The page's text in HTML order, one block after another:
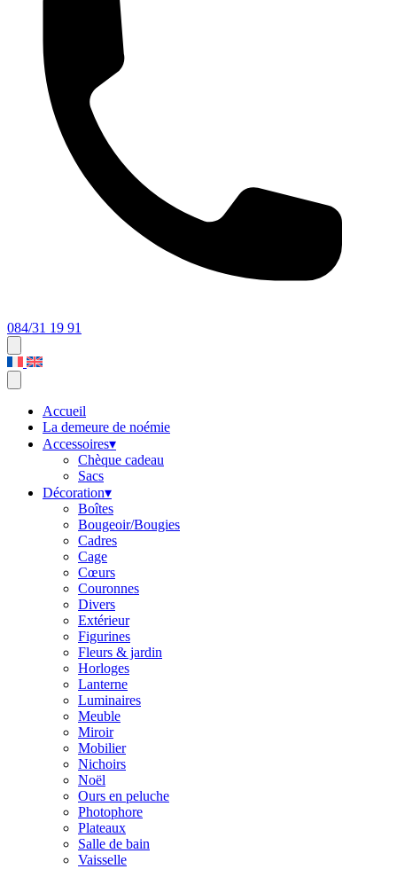
084/31 19 91
Accueil
La demeure de noémie
Accessoires▾
Chèque cadeau
Sacs
Décoration▾
Boîtes
Bougeoir/Bougies
Cadres
Cage
Cœurs
Couronnes
Divers
Extérieur
Figurines
Fleurs & jardin
Horloges
Lanterne
Luminaires
Meuble
Miroir
Mobilier
Nichoirs
Noël
Ours en peluche
Photophore
Plateaux
Salle de bain
Vaisselle